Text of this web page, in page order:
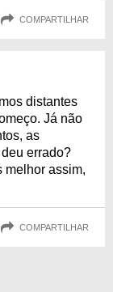
COMPARTILHAR
distantes
Já não
as
errado?
melhor assim,
COMPARTILHAR